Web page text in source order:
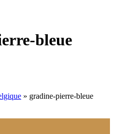
bleue
» gradine-pierre-bleue